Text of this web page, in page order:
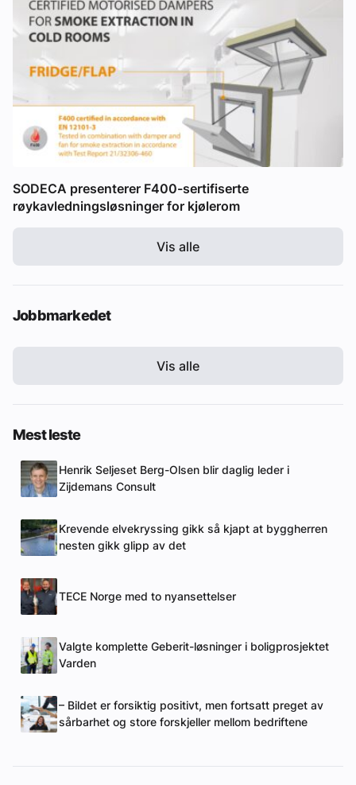
SODECA presenterer F400-sertifiserte
røykavledningsløsninger for kjølerom
Vis alle
Jobbmarkedet
Vis alle
Mest leste
Henrik Seljeset Berg-Olsen blir daglig leder i
Zijdemans Consult
Krevende elvekryssing gikk så kjapt at byggherren
nesten gikk glipp av det
TECE Norge med to nyansettelser
Valgte komplette Geberit-løsninger i boligprosjektet
Varden
– Bildet er forsiktig positivt, men fortsatt preget av
sårbarhet og store forskjeller mellom bedriftene